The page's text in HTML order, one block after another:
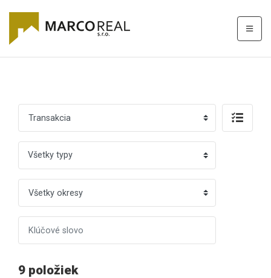
Všetky typy
9 položiek